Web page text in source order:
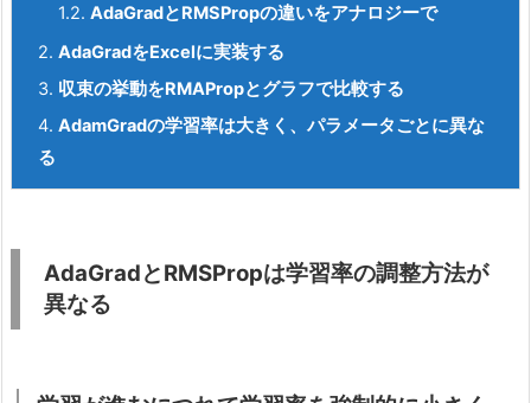
1.2. AdaGradとRMSPropの違いをアナロジーで
2. AdaGradをExcelに実装する
3. 収束の挙動をRMAPropとグラフで比較する
4. AdamGradの学習率は大きく、パラメータごとに異な
る
AdaGradとRMSPropは学習率の調整方法が
異なる